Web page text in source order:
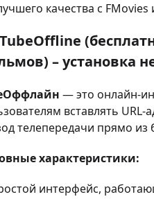
качества с
– установка
— это онлайн-
вставлять URL-
телепередачи прямо из
характеристики:
интерфейс,